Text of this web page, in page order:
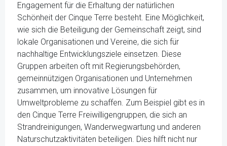
Engagement für die Erhaltung der natürlichen
Schönheit der Cinque Terre besteht. Eine Möglichkeit,
wie sich die Beteiligung der Gemeinschaft zeigt, sind
lokale Organisationen und Vereine, die sich für
nachhaltige Entwicklungsziele einsetzen. Diese
Gruppen arbeiten oft mit Regierungsbehörden,
gemeinnützigen Organisationen und Unternehmen
zusammen, um innovative Lösungen für
Umweltprobleme zu schaffen. Zum Beispiel gibt es in
den Cinque Terre Freiwilligengruppen, die sich an
Strandreinigungen, Wanderwegwartung und anderen
Naturschutzaktivitäten beteiligen. Dies hilft nicht nur